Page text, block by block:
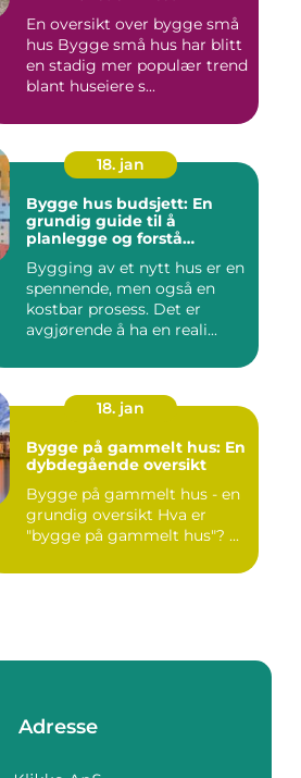
En oversikt over bygge små
hus Bygge små hus har blitt
en stadig mer populær trend
blant huseiere s...
18. jan
Bygge hus budsjett: En
grundig guide til å
planlegge og forstå
Bygging av et nytt hus er en
spennende, men også en
kostbar prosess. Det er
avgjørende å ha en reali...
18. jan
Bygge på gammelt hus: En
dybdegående oversikt
Bygge på gammelt hus - en
grundig oversikt Hva er
"bygge på gammelt hus"? ...
Adresse